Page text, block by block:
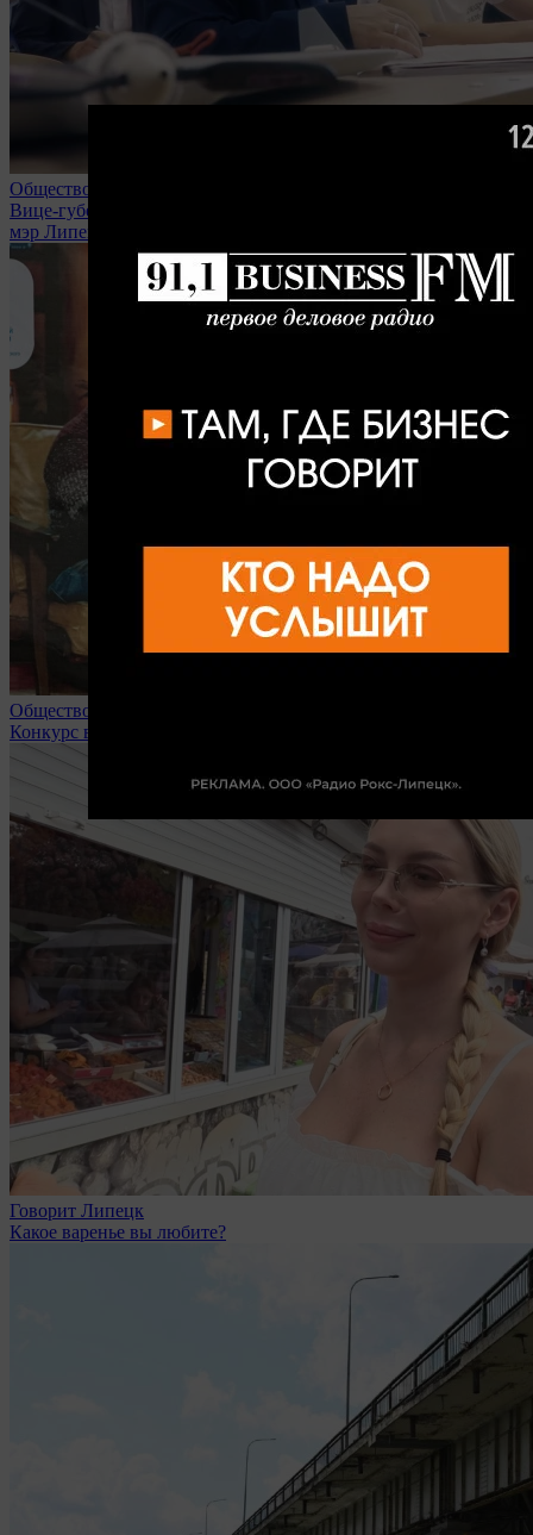
Общество
Вице-губернаторы, министры областного правительства и
мэр Липецка вступили в мобрезерв
Общество
Конкурс в липецкие вузы доходит до 32 человек на место
Говорит Липецк
Какое варенье вы любите?